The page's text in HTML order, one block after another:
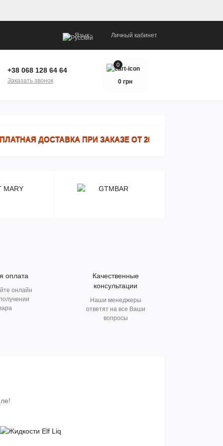
Язык Личный кабинет
+38 068 128 64 64
Заказать звонок
0
0 грн
ДОСТАВКА ПРИ ЗАКАЗЕ ОТ 2000 ГРН ·
оплата
онлайн
Качественные
консультации
Наши менеджеры
ответят на все Ваши
вопросы